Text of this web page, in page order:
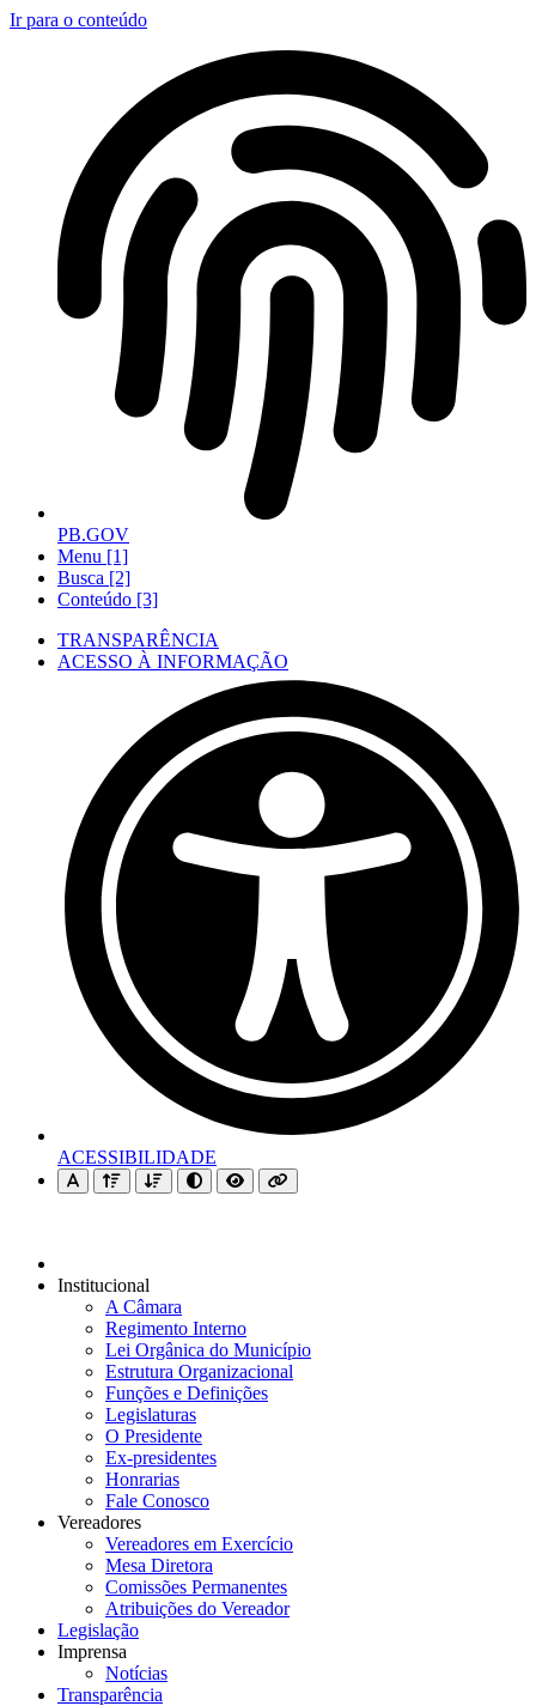
Ir para o conteúdo
PB.GOV
Menu [1]
Busca [2]
Conteúdo [3]
TRANSPARÊNCIA
ACESSO À INFORMAÇÃO
ACESSIBILIDADE
Institucional
A Câmara
Regimento Interno
Lei Orgânica do Município
Estrutura Organizacional
Funções e Definições
Legislaturas
O Presidente
Ex-presidentes
Honrarias
Fale Conosco
Vereadores
Vereadores em Exercício
Mesa Diretora
Comissões Permanentes
Atribuições do Vereador
Legislação
Imprensa
Notícias
Transparência